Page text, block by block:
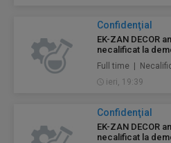
Confidenţial
EK-ZAN DECOR
necalificat la
Full time |
ieri, 19:39
Confidenţial
EK-ZAN DECOR
necalificat la